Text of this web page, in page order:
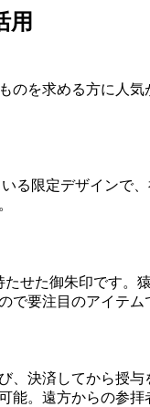
用
のを求める方に人
る限定デザイン
せた御朱印です
で要注目のアイテム
、決済してから授
。遠方からの参拝